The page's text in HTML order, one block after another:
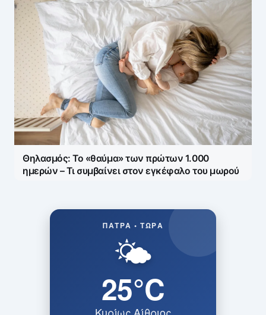
Θηλασμός: Το «θαύμα» των πρώτων 1.000
ημερών – Τι συμβαίνει στον εγκέφαλο του μωρού
ΠΆΤΡΑ • ΤΏΡΑ
🌤️
25°C
Κυρίως Αίθριος